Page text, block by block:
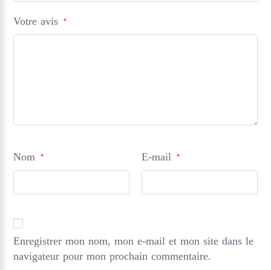
Votre avis *
Nom * E-mail *
Enregistrer mon nom, mon e-mail et mon site dans le
navigateur pour mon prochain commentaire.